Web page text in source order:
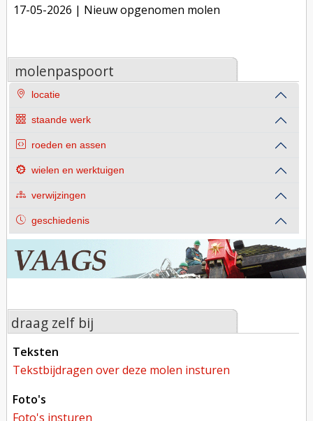
17-05-2026 | Nieuw opgenomen molen
molenpaspoort
locatie
staande werk
roeden en assen
wielen en werktuigen
verwijzingen
geschiedenis
draag zelf bij
teksten
tekstbijdragen over deze molen insturen
foto's
foto's insturen